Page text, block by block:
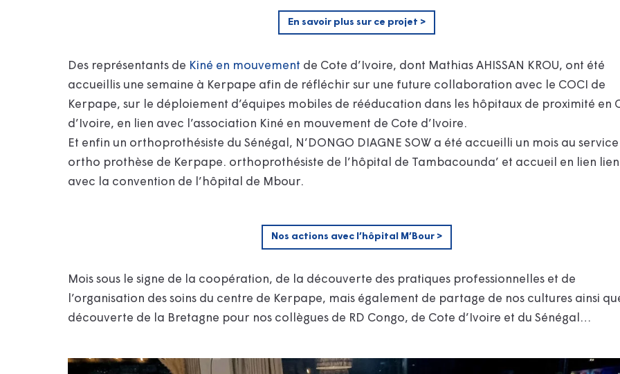
En savoir plus sur ce projet >
Des représentants de Kiné en mouvement de Cote d’Ivoire, dont Mathias AHISSAN KROU, ont été
accueillis une semaine à Kerpape afin de réfléchir sur une future collaboration avec le COCI de
Kerpape, sur le déploiement d’équipes mobiles de rééducation dans les hôpitaux de proximité en
d’Ivoire, en lien avec l’association Kiné en mouvement de Cote d’Ivoire.
Et enfin un orthoprothésiste du Sénégal, N’DONGO DIAGNE SOW a été accueilli un mois au service
ortho prothèse de Kerpape. orthoprothésiste de l’hôpital de Tambacounda’ et accueil en lien lien
avec la convention de l’hôpital de Mbour.
Nos actions avec l’hôpital M’Bour >
Mois sous le signe de la coopération, de la découverte des pratiques professionnelles et de
l’organisation des soins du centre de Kerpape, mais également de partage de nos cultures ainsi
découverte de la Bretagne pour nos collègues de RD Congo, de Cote d’Ivoire et du Sénégal…